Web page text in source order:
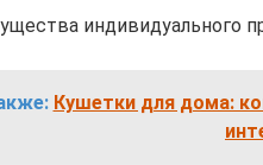
индивидуального
Кушетки для дома: